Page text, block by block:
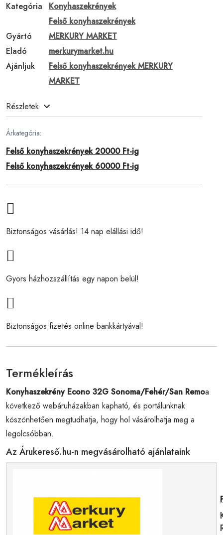
Kategória
Konyhaszekrények
Felső konyhaszekrények
Gyártó
MERKURY MARKET
Eladó
merkurymarket.hu
Ajánljuk
Felső konyhaszekrények MERKURY
MARKET
Részletek
Árkategória:
Felső konyhaszekrények 20000 Ft-ig
Felső konyhaszekrények 60000 Ft-ig
Biztonságos vásárlás! 14 nap elállási idő!
Gyors házhozszállítás egy napon belül!
Biztonságos fizetés online bankkártyával!
Termékleírás
Konyhaszekrény Econo 32G Sonoma/Fehér/San Remoa
következő webáruházakban kapható, és portálunknak
köszönhetően megtudhatja, hogy hol vásárolhatja meg a
legolcsóbban.
Az Árukereső.hu-n megvásárolható ajánlataink